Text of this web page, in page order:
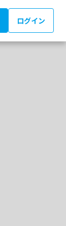
ログイン